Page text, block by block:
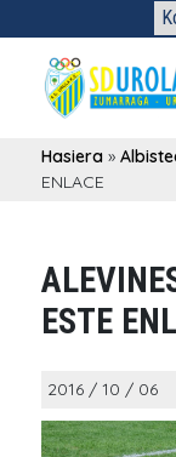
Hasiera »
ENLACE
ESTE
2016 / 10 / 06